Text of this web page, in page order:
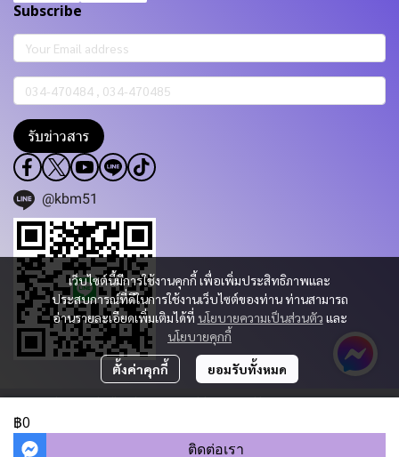
฿0
ติดต่อเรา
เว็บไซต์นี้มีการใช้งานคุกกี้ เพื่อเพิ่มประสิทธิภาพและ
ประสบการณ์ที่ดีในการใช้งานเว็บไซต์ของท่าน ท่านสามารถ
อ่านรายละเอียดเพิ่มเติมได้ที่ นโยบายความเป็นส่วนตัว และ
นโยบายคุกกี้
ตั้งค่าคุกกี้ ยอมรับทั้งหมด
Subscribe
รับข่าวสาร
@kbm51
Copyright 2023 | All Rights Reserved | Powered by KBM PART & TRADING
ผู้เข้าชมวันนี้331